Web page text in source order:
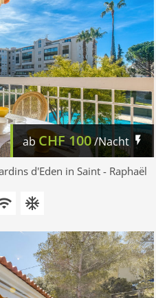
ab CHF100/Nacht
d'Eden in Saint - Raphaël